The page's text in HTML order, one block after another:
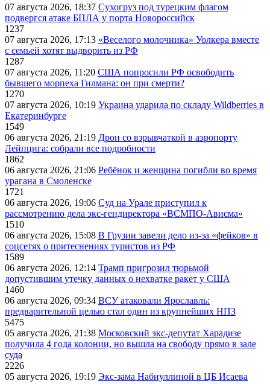
07 августа 2026, 18:37 Сухогруз под турецким флагом
подвергся атаке БПЛА у порта Новороссийск
1237
07 августа 2026, 17:13 «Веселого молочника» Уолкера вместе
с семьей хотят выдворить из РФ
1287
07 августа 2026, 11:20 США попросили РФ освободить
бывшего морпеха Гилмана: он при смерти?
1270
07 августа 2026, 10:19 Украина ударила по складу Wildberries в
Екатеринбурге
1549
06 августа 2026, 21:19 Дрон со взрывчаткой в аэропорту
Лейпцига: собрали все подробности
1862
06 августа 2026, 21:06 Ребёнок и женщина погибли во время
урагана в Смоленске
1721
06 августа 2026, 19:06 Суд на Урале приступил к
рассмотрению дела экс-гендиректора «ВСМПО-Ависма»
1510
06 августа 2026, 15:08 В Грузии завели дело из-за «фейков» в
соцсетях о притеснениях туристов из РФ
1589
06 августа 2026, 12:14 Трамп пригрозил тюрьмой
допустившим утечку данных о нехватке ракет у США
1460
06 августа 2026, 09:34 ВСУ атаковали Ярославль:
предварительной целью стал один из крупнейших НПЗ
5475
05 августа 2026, 21:38 Московский экс-депутат Харадизе
получила 4 года колонии, но вышла на свободу прямо в зале
суда
2226
05 августа 2026, 19:19 Экс-зама Набиуллиной в ЦБ Исаева